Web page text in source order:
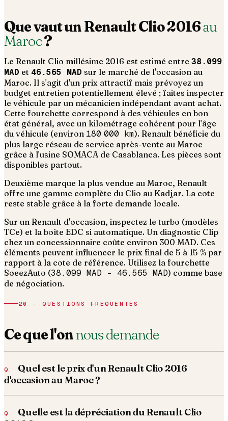
Que vaut unRenaultClio2016au
Maroc?
Le Renault Clio millésime 2016 est estimé entre 38.099
MAD et 46.565 MAD sur le marché de l'occasion au
Maroc. Il s'agit d'un prix attractif mais prévoyez un
budget entretien potentiellement élevé ; faites inspecter
le véhicule par un mécanicien indépendant avant achat.
Cette fourchette correspond à des véhicules en bon
état général, avec un kilométrage cohérent pour l'âge
du véhicule (environ 180 000 km). Renault bénéficie du
plus large réseau de service après-vente au Maroc
grâce à l'usine SOMACA de Casablanca. Les pièces sont
disponibles partout.
Deuxième marque la plus vendue au Maroc, Renault
offre une gamme complète du Clio au Kadjar. La cote
reste stable grâce à la forte demande locale.
Sur un Renault d'occasion, inspectez le turbo (modèles
TCe) et la boîte EDC si automatique. Un diagnostic Clip
chez un concessionnaire coûte environ 300 MAD. Ces
éléments peuvent influencer le prix final de 5 à 15 % par
rapport à la cote de référence. Utilisez la fourchette
SoeezAuto (38.099 MAD – 46.565 MAD) comme base
de négociation.
20 · QUESTIONS FRÉQUENTES
Ce que l'onnous demande
Quel est le prix d'un Renault Clio 2016
d'occasion au Maroc ?
Quelle est la dépréciation du Renault Clio